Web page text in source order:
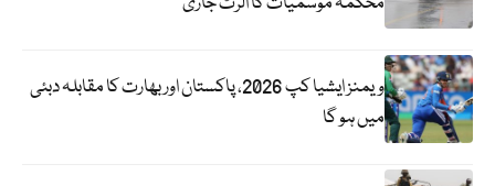
ویمنز ایشیا کپ 2026، پاکستان اور بھارت کا مقابلہ دبئی
میں ہو گا